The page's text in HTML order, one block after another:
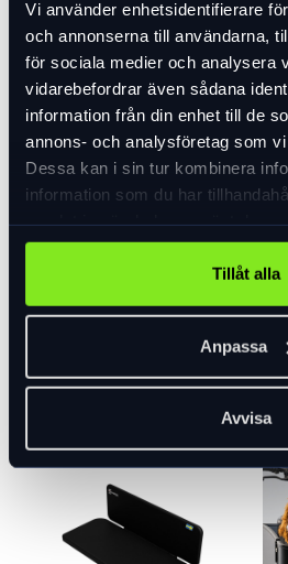
Vi använder enhetsidentifierare
och annonserna till användarna,
för sociala medier och analysera
vidarebefordrar även sådana
information från din enhet till de
annons- och analysföretag som
Dessa kan i sin tur kombinera
information som du har
Tillåt alla
Anpassa
Avvisa
Cargobike
I lager